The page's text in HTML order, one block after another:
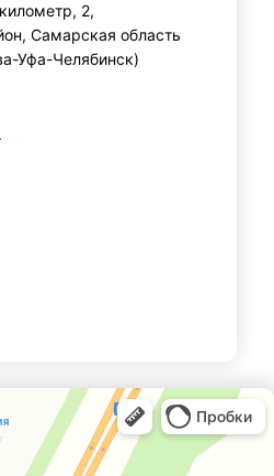
2,
Самарская область
Уфа-Челябинск)